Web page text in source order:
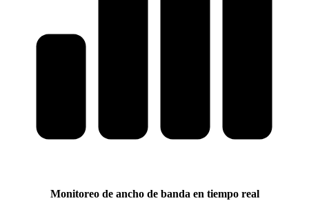
Monitoreo de ancho de banda en tiempo real